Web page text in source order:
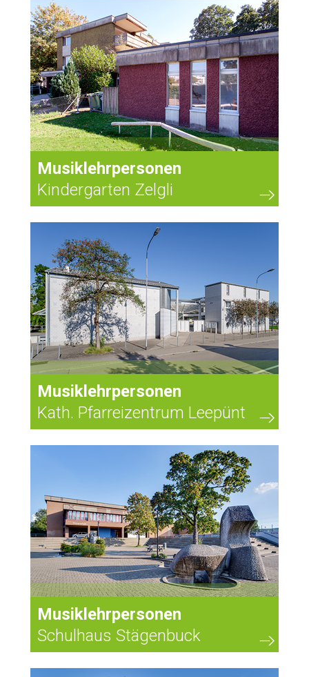
Musiklehrpersonen
Kath. Pfarreizentrum Leepünt
Musiklehrpersonen
Kindergarten Zelgli
Musiklehrpersonen
Schulhaus Stägenbuck